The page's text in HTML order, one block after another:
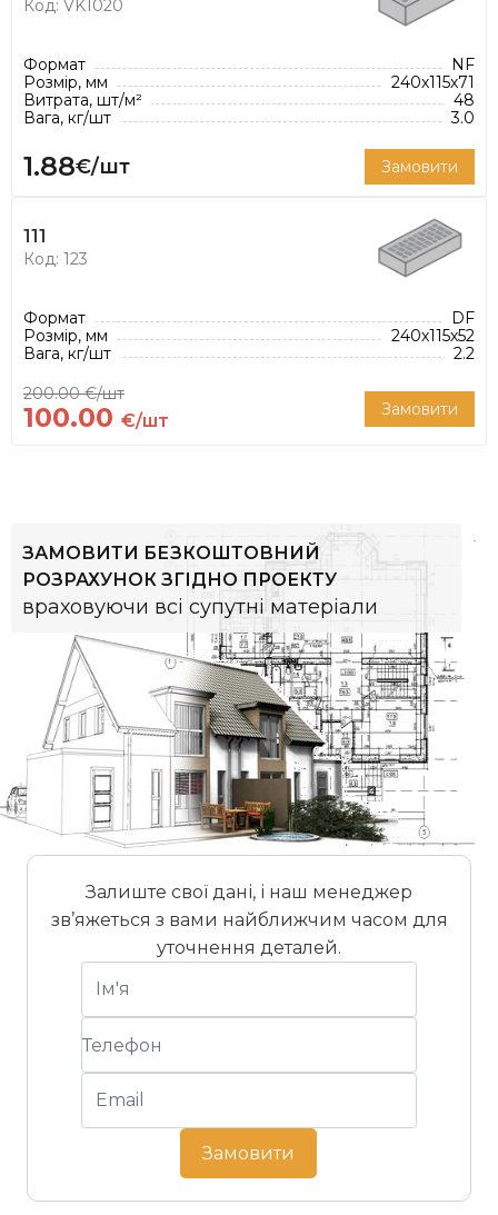
Код: VK1020
Формат
NF
Розмір, мм
240х115х71
Витрата, шт/м²
48
Вага, кг/шт
3.0
1.88€/шт Замовити
111
Код: 123
Формат
DF
Розмір, мм
240х115х52
Вага, кг/шт
2.2
200.00 €/шт
100.00 €/шт
Замовити
ЗАМОВИТИ БЕЗКОШТОВНИЙ
РОЗРАХУНОК ЗГІДНО ПРОЕКТУ
враховуючи всі супутні матеріали
Залиште свої дані, і наш менеджер
зв’яжеться з вами найближчим часом для
уточнення деталей.
Замовити